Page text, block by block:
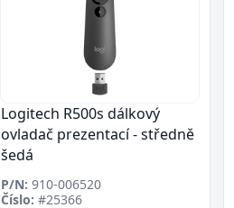
Logitech R500s dálkový
ovladač prezentací - středně
šedá
P/N: 910-006520
Číslo: #25366